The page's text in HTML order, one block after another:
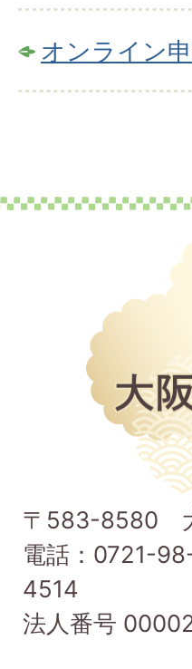
オンライン
町
Taishi
Town
〒583-8580
電話：0721-
4514
法人番号